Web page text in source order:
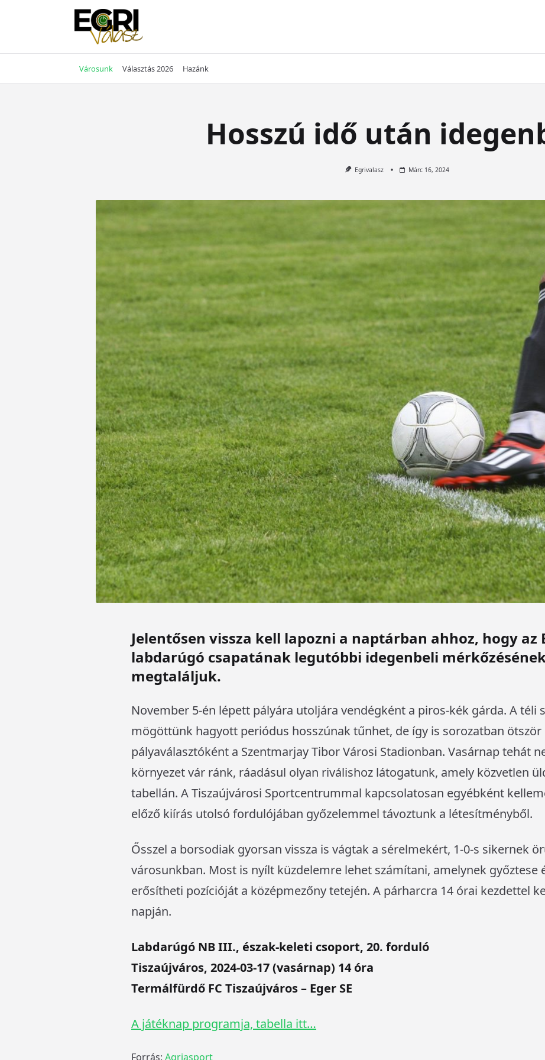
Városunk Választás 2026 Hazánk
Hosszú idő után
Egrivalasz Márc 16, 2024
Jelentősen vissza kell lapozni a naptárban ahhoz, hogy az
labdarúgó csapatának legutóbbi idegenbeli
megtaláljuk.
November 5-én lépett pályára utoljára vendégként a piros-kék gárda. A téli
mögöttünk hagyott periódus hosszúnak tűnhet, de így is sorozatban ötször
pályaválasztóként a Szentmarjay Tibor Városi Stadionban. Vasárnap tehát
környezet vár ránk, ráadásul olyan riválishoz látogatunk, amely közvetlen
tabellán. A Tiszaújvárosi Sportcentrummal kapcsolatosan egyébként
előző kiírás utolsó fordulójában győzelemmel távoztunk a létesítményből.
Ősszel a borsodiak gyorsan vissza is vágtak a sérelmekért, 1-0-s sikernek
városunkban. Most is nyílt küzdelemre lehet számítani, amelynek győztese
erősítheti pozícióját a középmezőny tetején. A párharcra 14 órai kezdettel
napján.
Labdarúgó NB III., észak-keleti csoport, 20. forduló
Tiszaújváros, 2024-03-17 (vasárnap) 14 óra
Termálfürdő FC Tiszaújváros – Eger SE
A játéknap programja, tabella itt…
Forrás: Agriasport